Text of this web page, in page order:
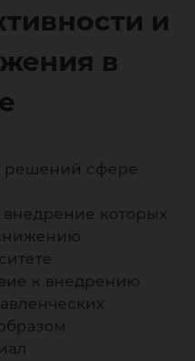
и
в
решений сфере
которых
к внедрению